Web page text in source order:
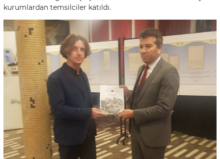
kurumlardan temsilciler katıldı.